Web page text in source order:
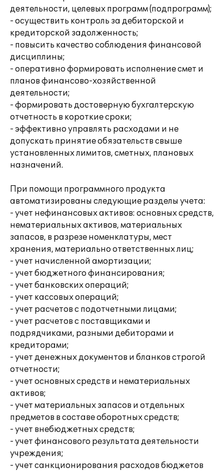
деятельности, целевых программ (подпрограмм);
- осуществить контроль за дебиторской и
кредиторской задолженность;
- повысить качество соблюдения финансовой
дисциплины;
- оперативно формировать исполнение смет и
планов финансово-хозяйственной
деятельности;
- формировать достоверную бухгалтерскую
отчетность в короткие сроки;
- эффективно управлять расходами и не
допускать принятие обязательств свыше
установленных лимитов, сметных, плановых
назначений.
При помощи программного продукта
автоматизированы следующие разделы учета:
- учет нефинансовых активов: основных средств,
нематериальных активов, материальных
запасов, в разрезе номенклатуры, мест
хранения, материально ответственных лиц;
- учет начисленной амортизации;
- учет бюджетного финансирования;
- учет банковских операций;
- учет кассовых операций;
- учет расчетов с подотчетными лицами;
- учет расчетов с поставщиками и
подрядчиками, разными дебиторами и
кредиторами;
- учет денежных документов и бланков строгой
отчетности;
- учет основных средств и нематериальных
активов;
- учет материальных запасов и отдельных
предметов в составе оборотных средств;
- учет внебюджетных средств;
- учет финансового результата деятельности
учреждения;
- учет санкционирования расходов бюджетов